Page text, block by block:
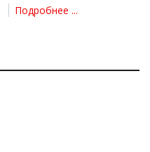
Подробнее ...